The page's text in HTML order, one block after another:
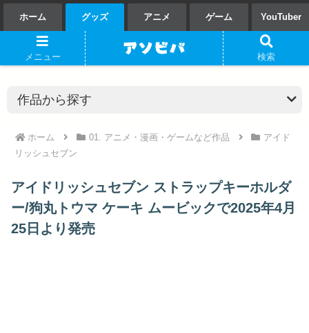
ホーム グッズ アニメ ゲーム YouTuber
ホーム 01. アニメ・漫画・ゲームなど作品
アイド
リッシュセブン
アイドリッシュセブン ストラップキーホルダ
ー/狗丸トウマ ケーキ ムービックで2025年4月
25日より発売
メニュー 検索